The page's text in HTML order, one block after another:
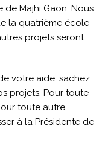
de Majhi Gaon. Nous
la quatrième école
projets seront
votre aide, sachez
projets. Pour toute
toute autre
à la Présidente de